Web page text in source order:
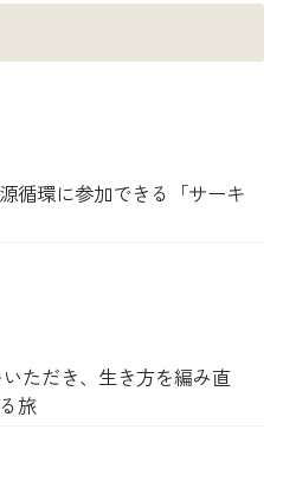
循環に参加できる「サーキ
ただき、生き方を編み直
旅